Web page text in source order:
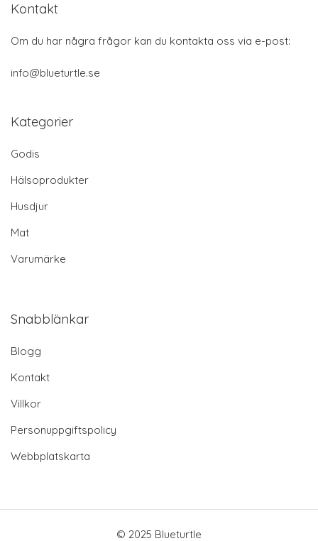
Kontakt
Om du har några frågor kan du kontakta oss via e-post:
info@blueturtle.se
Kategorier
Godis
Hälsoprodukter
Husdjur
Mat
Varumärke
Snabblänkar
Blogg
Kontakt
Villkor
Personuppgiftspolicy
Webbplatskarta
© 2025 Blueturtle